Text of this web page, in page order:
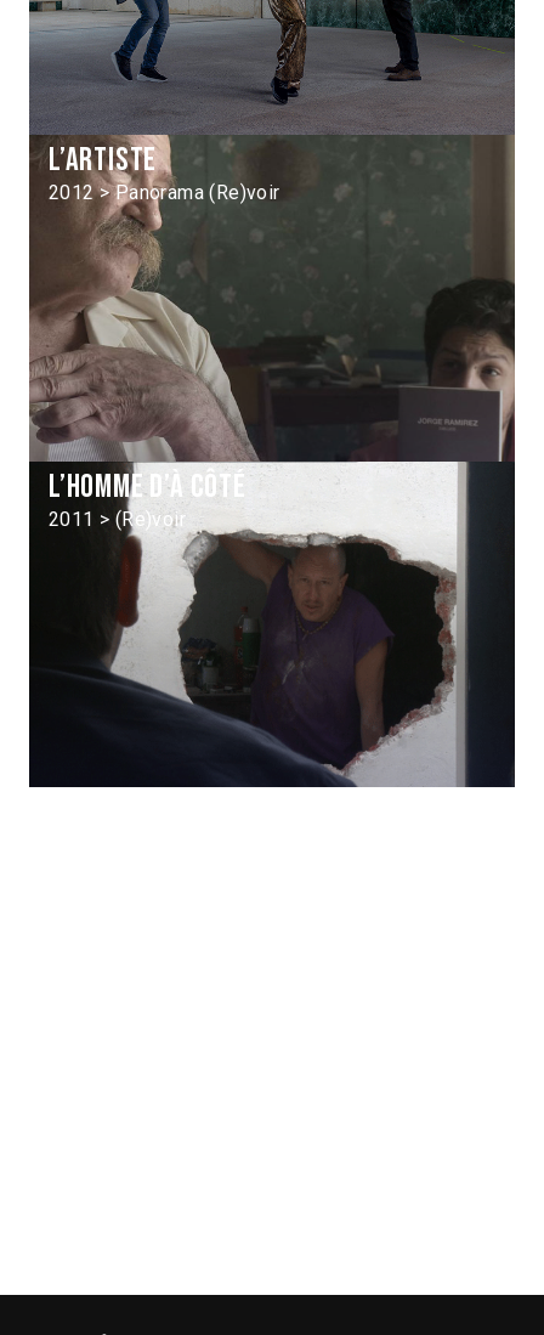
L’Artiste
2012 > Panorama (Re)voir
L’Homme d’à côté
2011 > (Re)voir